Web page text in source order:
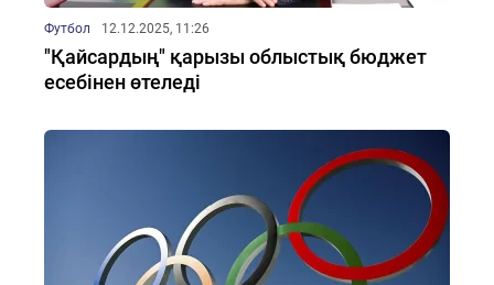
Футбол 12.12.2025, 11:26
"Қайсардың" қарызы облыстық бюджет
есебінен өтеледі